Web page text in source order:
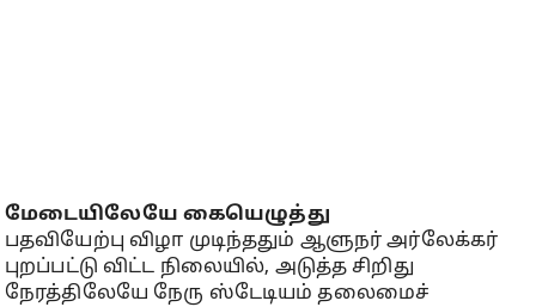
மேடையிலேயே கையெழுத்து
பதவியேற்பு விழா முடிந்ததும் ஆளுநர் அர்லேக்கர்
புறப்பட்டு விட்ட நிலையில், அடுத்த சிறிது
நேரத்திலேயே நேரு ஸ்டேடியம் தலைமைச்